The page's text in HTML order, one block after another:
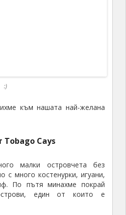
Mustique
резервата,
по-светло и яркосиньо,
се виждат палмите и белия
изпонаскачахме в най-
съм виждала.